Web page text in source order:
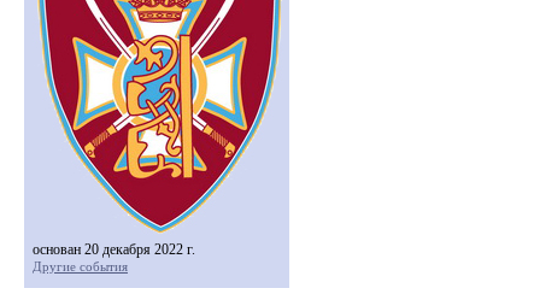
основан 20 декабря 2022 г.
Другие события